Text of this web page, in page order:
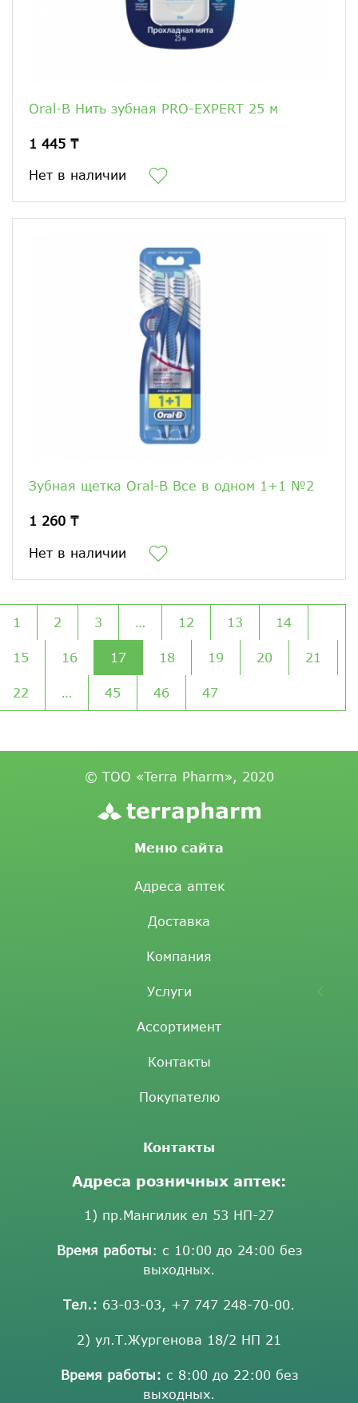
Oral-B Нить зубная PRO-EXPERT 25 м
1 445 ₸
Нет в наличии
Зубная щетка Oral-B Все в одном 1+1 №2
1 260 ₸
Нет в наличии
1 2 3 … 12 13 14
15 16 17 18 19 20 21
22 … 45 46 47
© ТОО «Terra Pharm», 2020
Меню сайта
Адреса аптек
Доставка
Компания
Услуги
Ассортимент
Контакты
Покупателю
Контакты
Адреса розничных аптек:
1) пр.Мангилик ел 53 НП-27
Время работы: с 10:00 до 24:00 без
выходных.
Тел.: 63-03-03, +7 747 248-70-00.
2) ул.Т.Жургенова 18/2 НП 21
Время работы: с 8:00 до 22:00 без
выходных.